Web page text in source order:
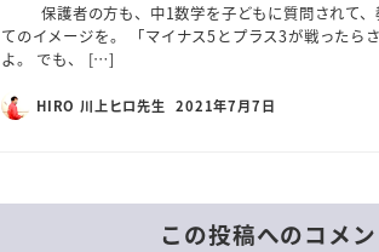
保護者の方も、中1数学を子どもに質問されて、
てのイメージを。 「マイナス5とプラス3が戦ったら
よ。 でも、 […]
HIRO 川上ヒロ先生 2021年7月7日
この投稿へのコメン